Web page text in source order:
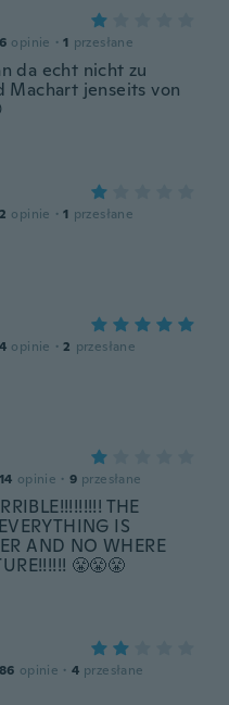
6 opinie · 1 przesłane
da echt nicht zu
Machart jenseits von
2 opinie · 1 przesłane
4 opinie · 2 przesłane
14 opinie · 9 przesłane
THE
IS
AND NO WHERE
😤😤😤
86 opinie · 4 przesłane